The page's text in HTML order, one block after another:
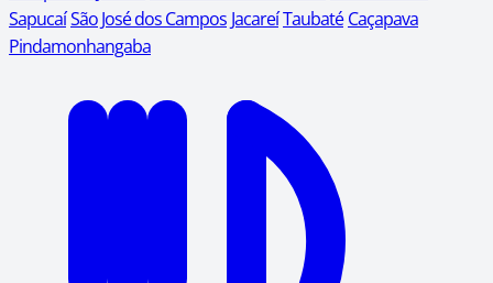
SapucaíSão José dos Campos JacareíTaubaté Caçapava
Pindamonhangaba